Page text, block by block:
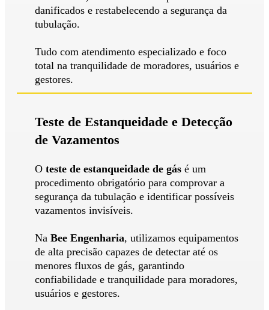
danificados e restabelecendo a segurança da
tubulação.
Tudo com atendimento especializado e foco
total na tranquilidade de moradores, usuários e
gestores.
Teste de Estanqueidade e Detecção
de Vazamentos
O teste de estanqueidade de gás é um
procedimento obrigatório para comprovar a
segurança da tubulação e identificar possíveis
vazamentos invisíveis.
Na Bee Engenharia, utilizamos equipamentos
de alta precisão capazes de detectar até os
menores fluxos de gás, garantindo
confiabilidade e tranquilidade para moradores,
usuários e gestores.